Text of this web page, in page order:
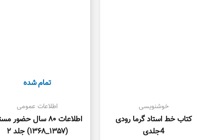
خوشنویسی
کتاب خط استاد گرما رودی
4جلدی
تمام شده
اطلاعات عمومی
اطلاعات ۸۰ سال حضور
(۱۳۵۷_۱۳۶۸) جلد ۲